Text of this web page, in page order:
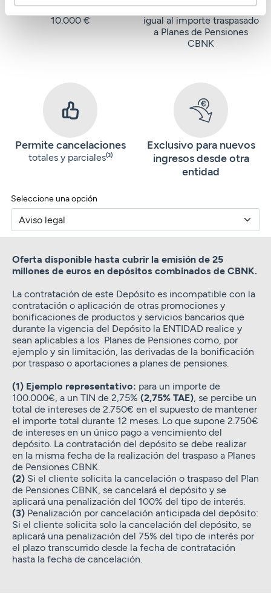
Importe mínimo
10.000 €
Importe máximo
igual al importe traspasado
a Planes de Pensiones
CBNK
Permite cancelaciones
totales y parciales(3)
Exclusivo para nuevos
ingresos desde otra
entidad
Seleccione una opción
Oferta disponible hasta cubrir la emisión de 25
millones de euros en depósitos combinados de CBNK.
La contratación de este Depósito es incompatible con la
contratación o aplicación de otras promociones y
bonificaciones de productos y servicios bancarios que
durante la vigencia del Depósito la ENTIDAD realice y
sean aplicables a los Planes de Pensiones como, por
ejemplo y sin limitación, las derivadas de la bonificación
por traspaso o aportaciones a planes de pensiones.
(1) Ejemplo representativo: para un importe de
100.000€, a un TIN de 2,75% (2,75% TAE) , se percibe un
total de intereses de 2.750€ en el supuesto de mantener
el importe total durante 12 meses. Lo que supone 2.750€
de intereses en un único pago a vencimiento del
depósito. ​La contratación del depósito se debe realizar
en la misma fecha de la realización del traspaso a Planes
de Pensiones CBNK.
(2) Si el cliente solicita la cancelación o traspaso del Plan
de Pensiones CBNK, se cancelará el depósito y se
aplicará una penalización del 100% del tipo de interés.
(3) Penalización por cancelación anticipada del depósito:
Si el cliente solicita solo la cancelación del depósito, se
aplicará una penalización del 75% del tipo de interés por
el plazo transcurrido desde la fecha de contratación
hasta la fecha de cancelación. ​